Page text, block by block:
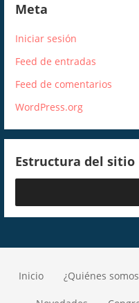
Meta
Iniciar sesión
Feed de entradas
Feed de comentarios
WordPress.org
Estructura del sitio
Inicio ¿Quiénes